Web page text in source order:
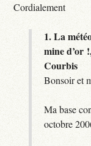
Cordialement
1.La
mine d’or
Courbis
Bonsoir et
Ma base
octobre